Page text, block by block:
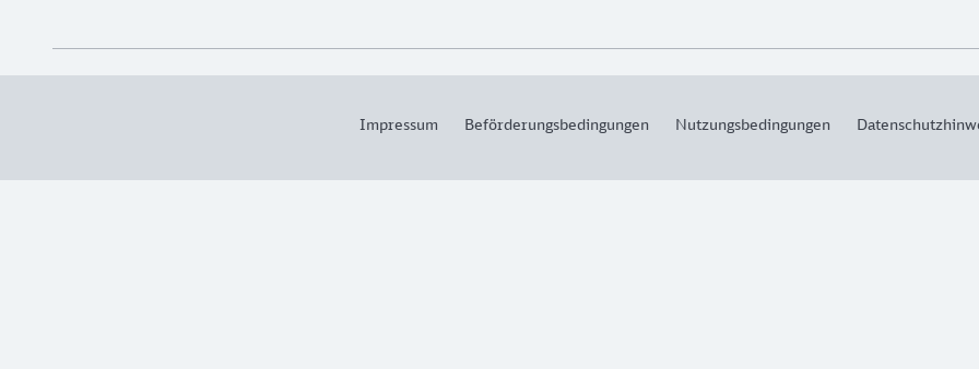
Impressum Beförderungsbedingungen Nutzungsbedingungen